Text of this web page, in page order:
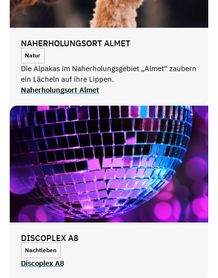
NAHERHOLUNGSORT ALMET
Natur
Die Alpakas im Naherholungsgebiet „Almet“ zaubern
ein Lächeln auf ihre Lippen.
Naherholungsort Almet
DISCOPLEX A8
Nachtleben
Discoplex A8